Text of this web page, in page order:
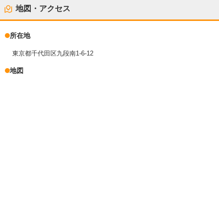
地図・アクセス
所在地
東京都千代田区九段南1-6-12
地図